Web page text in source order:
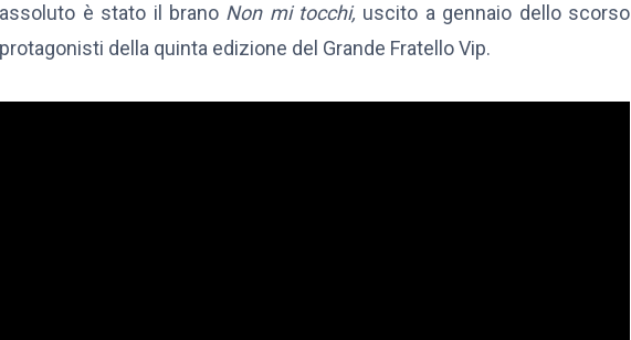
è stato il brano Non mi tocchi, uscito a gennaio dello scorso
della quinta edizione del Grande Fratello Vip.